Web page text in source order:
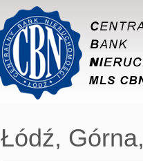
Łódź, Górna,